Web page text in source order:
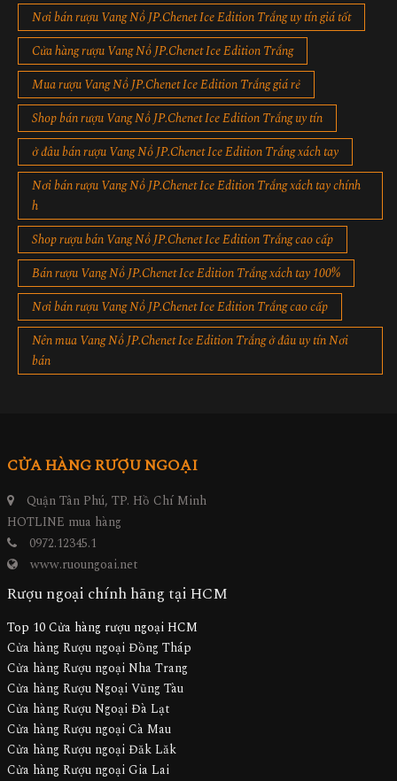
Nơi bán rượu Vang Nổ JP.Chenet Ice Edition Trắng uy tín giá tốt
Cửa hàng rượu Vang Nổ JP.Chenet Ice Edition Trắng
Mua rượu Vang Nổ JP.Chenet Ice Edition Trắng giá rẻ
Shop bán rượu Vang Nổ JP.Chenet Ice Edition Trắng uy tín
ở đâu bán rượu Vang Nổ JP.Chenet Ice Edition Trắng xách tay
Nơi bán rượu Vang Nổ JP.Chenet Ice Edition Trắng xách tay chính
h
Shop rượu bán Vang Nổ JP.Chenet Ice Edition Trắng cao cấp
Bán rượu Vang Nổ JP.Chenet Ice Edition Trắng xách tay 100%
Nơi bán rượu Vang Nổ JP.Chenet Ice Edition Trắng cao cấp
Nên mua Vang Nổ JP.Chenet Ice Edition Trắng ở đâu uy tín Nơi
bán
CỬA HÀNG RƯỢU NGOẠI
Quận Tân Phú, TP. Hồ Chí Minh
HOTLINE mua hàng
0972.12345.1
www.ruoungoai.net
Rượu ngoại chính hãng tại HCM
Top 10 Cửa hàng rượu ngoại HCM
Cửa hàng Rượu ngoại Đồng Tháp
Cửa hàng Rượu ngoại Nha Trang
Cửa hàng Rượu Ngoại Vũng Tàu
Cửa hàng Rượu Ngoại Đà Lạt
Cửa hàng Rượu ngoại Cà Mau
Cửa hàng Rượu ngoại Đăk Lăk
Cửa hàng Rượu ngoại Gia Lai